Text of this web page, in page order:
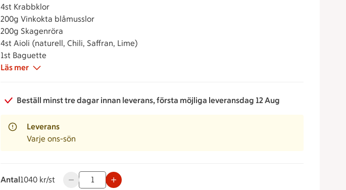
4st Krabbklor
200g Vinkokta blåmusslor
200g Skagenröra
4st Aioli (naturell, Chili, Saffran, Lime)
1st Baguette
Läs mer
Beställ minst tre dagar innan leverans, första möjliga leveransdag 12 Aug
Leverans
Varje ons-sön
Antal
1040 kronor styck
1040 kr/st Använd knapparna för att minska eller öka värdet, eller ange ett värde